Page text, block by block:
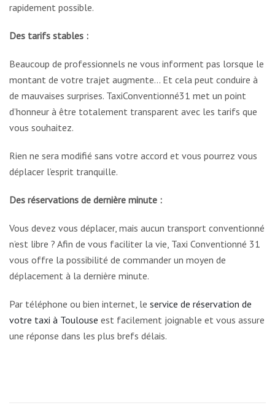
rapidement possible.
Des tarifs stables :
Beaucoup de professionnels ne vous informent pas lorsque le
montant de votre trajet augmente… Et cela peut conduire à
de mauvaises surprises. TaxiConventionné31 met un point
d’honneur à être totalement transparent avec les tarifs que
vous souhaitez.
Rien ne sera modifié sans votre accord et vous pourrez vous
déplacer l’esprit tranquille.
Des réservations de dernière minute :
Vous devez vous déplacer, mais aucun transport conventionné
n’est libre ? Afin de vous faciliter la vie, Taxi Conventionné 31
vous offre la possibilité de commander un moyen de
déplacement à la dernière minute.
Par téléphone ou bien internet, le service de réservation de
votre taxi à Toulouse est facilement joignable et vous assure
une réponse dans les plus brefs délais.